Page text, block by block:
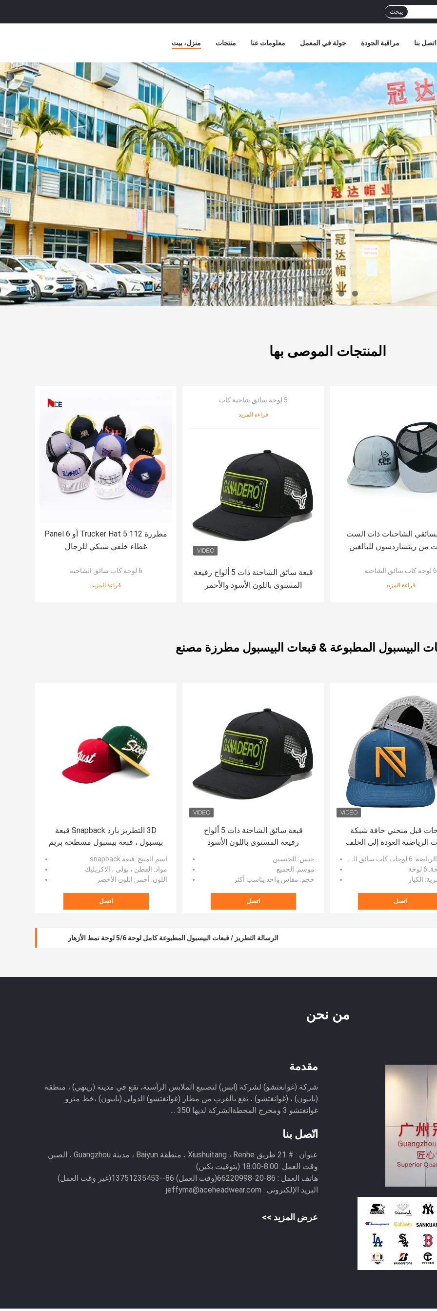
يبحث
منزل، بيت منتجات معلومات عنا جولة في المعمل مراقبة الجودة اتصل بنا
المنتجات الموصى بها
مطرزة 112 Trucker Hat 5 أو 6 Panel
غطاء خلفي شبكي للرجال
6 لوحة كاب سائق الشاحنة
قراءة المزيد
5 لوحة سائق شاحنة كاب
قراءة المزيد
قبعة سائق الشاحنة ذات 5 ألواح رفيعة
المستوى باللون الأسود والأحمر
الشاحنات ذات الست
من ريتشاردسون للبالغين
6 لوحة كاب سائق الشاحنة
قراءة المزيد
البيسبول المطبوعة & قبعات البيسبول مطرزة مصنع
3D التطريز بارد Snapback قبعة
بيسبول ، قبعة بيسبول مسطحة بريم
المستخدمة يوميا للرجل
اسم المنتج: قبعة snapback
مواد: القطن ، بولي ، الاكريليك
اللون: أحمر, اللون الأخضر
اتصل
قبعة سائق الشاحنة ذات 5 ألواح
رفيعة المستوى باللون الأسود
والأحمر والأبيض والأزرق حسب
جنس: للجنسين
موسم: الجميع
حجم: مقاس واحد يناسب أكثر
اتصل
قبل منحني حافة شبكة
الرياضية العودة إلى الخلف
شعار المطرزة ثلاثية الأبعاد 112
العلامة التجارية قبعة سائق
الشاحنة
: 6 لوحات كاب سائق الشاحنة
: 6 لوحة
: الكبار
اتصل
الرسالة التطريز / قبعات البيسبول المطبوعة كامل لوحة 5/6 لوحة نمط الأزهار
الأزياء البلاستيك بيل مخصص قبعات البيسبول المطبوعة ، حماية الرأس أغطية الرأس لصيف
من نحن
مقدمة
شركة (غوانغتشو) لشركة (ايس) لتصنيع الملابس الرأسية، تقع في مدينة (رينهي) ، منطقة
(باييون) ، (غوانغتشو) ، تقع بالقرب من مطار (غوانغتشو) الدولي (باييون) ،خط مترو
غوانغتشو 3 ومخرج المحطةالشركة لديها 350 ...
اتّصل بنا
عنوان : # 21 طريق Xiushuitang ، Renhe ، منطقة Baiyun ، مدينة Guangzhou ، الصين
وقت العمل:
هاتف العمل : 86-20-66220998(وقت العمل) 86--13751235453(غير وقت العمل)
البريد الإلكتروني : jeffyma@aceheadwear.com
عرض المزيد >>